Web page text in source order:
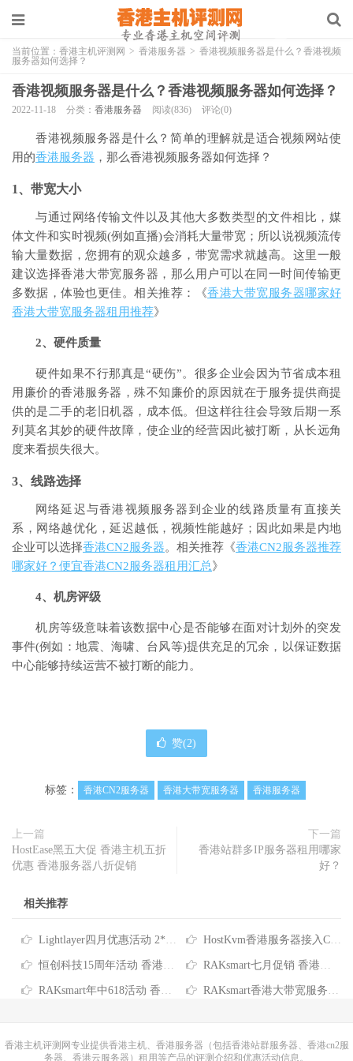
当前位置： 香港主机评测网 > 香港服务器 > 香港视频服务器是什么？香港视频
服务器如何选择？
香港视频服务器是什么？香港视频服务器如何选择？
2022-11-18 分类： 香港服务器 阅读(836) 评论(0)
香港视频服务器是什么？简单的理解就是适合视频网站使
用的香港服务器 ，那么香港视频服务器如何选择？
1、带宽大小
与通过网络传输文件以及其他大多数类型的文件相比，媒
体文件和实时视频(例如直播)会消耗大量带宽；所以说视频流传
输大量数据，您拥有的观众越多，带宽需求就越高。这里一般
建议选择香港大带宽服务器，那么用户可以在同一时间传输更
多数据，体验也更佳。相关推荐：《香港大带宽服务器哪家好
香港大带宽服务器租用推荐》
2、硬件质量
硬件如果不行那真是“硬伤”。很多企业会因为节省成本租
用廉价的香港服务器，殊不知廉价的原因就在于服务提供商提
供的是二手的老旧机器，成本低。但这样往往会导致后期一系
列莫名其妙的硬件故障，使企业的经营因此被打断，从长远角
度来看损失很大。
3、线路选择
网络延迟与香港视频服务器到企业的线路质量有直接关
系，网络越优化，延迟越低，视频性能越好；因此如果是内地
企业可以选择香港CN2服务器。相关推荐《香港CN2服务器推荐
哪家好？便宜香港CN2服务器租用汇总》
4、机房评级
机房等级意味着该数据中心是否能够在面对计划外的突发
事件(例如：地震、海啸、台风等)提供充足的冗余，以保证数据
中心能够持续运营不被打断的能力。
赞(2)
标签： 香港CN2服务器 香港大带宽服务器 香港服务器
上一篇
HostEase黑五大促 香港主机五折
优惠 香港服务器八折促销
下一篇
香港站群多IP服务器租用哪家
好？
相关推荐
Lightlayer四月优惠活动 2*E5-2678V3香港服务器低至$165/月 HostKvm香港服务器接入CNIX网络 八折优惠每月$156起
恒创科技15周年活动 香港云服务器4折仅需73元/月 香港服务器低至390元/月 RAKsmart七月促销 香港裸机云站群服务器秒杀价119美元 香港大带宽服务器最高立减1000美元
RAKsmart年中618活动 香港服务器/站群服务器/大带宽服务器/高防服务器全场6.1折 RAKsmart香港大带宽服务器特惠活动低至$119/月 最高立减$2700
香港主机评测网专业提供香港主机、香港服务器（包括香港站群服务器、香港cn2服
务器、香港云服务器）租用等产品的评测介绍和优惠活动信息。